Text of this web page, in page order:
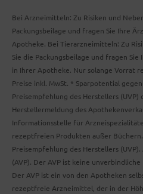
Bei Arzneimitteln: Zu Risiken und
Packungsbeilage und fragen Sie Ihre
Apotheke. Bei Tierarzneimitteln: Zu
Sie die Packungsbeilage und fragen
in Ihrer Apotheke. Nur solange Vorrat
Preise inkl. MwSt. * Sparpotential
Preisempfehlung des Herstellers
Herstellermeldung des
Informationsstelle für
rezeptfreien Produkten außer
Preisempfehlung des Herstellers
(AVP). Der AVP ist keine
Der AVP ist ein von den Apotheken
rezeptfreie Arzneimittel, der in der